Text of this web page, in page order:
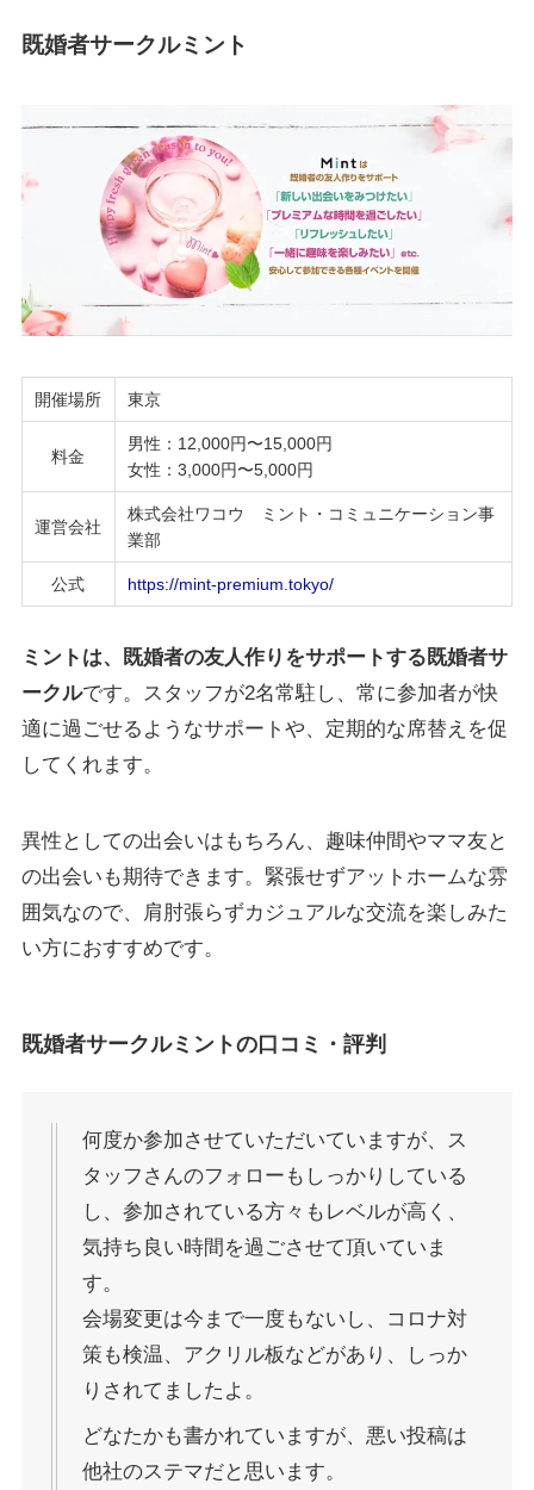
既婚者サークルミント
開催場所 東京
料金
男性：12,000円〜15,000円
女性：3,000円〜5,000円
運営会社
株式会社ワコウ ミント・コミュニケーション事
業部
公式 https://mint-premium.tokyo/
ミントは、既婚者の友人作りをサポートする既婚者サ
ークルです。スタッフが2名常駐し、常に参加者が快
適に過ごせるようなサポートや、定期的な席替えを促
してくれます。
異性としての出会いはもちろん、趣味仲間やママ友と
の出会いも期待できます。緊張せずアットホームな雰
囲気なので、肩肘張らずカジュアルな交流を楽しみた
い方におすすめです。
既婚者サークルミントの口コミ・評判
何度か参加させていただいていますが、ス
タッフさんのフォローもしっかりしている
し、参加されている方々もレベルが高く、
気持ち良い時間を過ごさせて頂いていま
す。
会場変更は今まで一度もないし、コロナ対
策も検温、アクリル板などがあり、しっか
りされてましたよ。
どなたかも書かれていますが、悪い投稿は
他社のステマだと思います。